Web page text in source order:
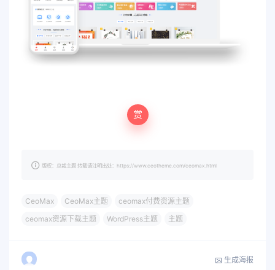
赏
版权：总裁主题 转载请注明出处：https://www.ceotheme.com/ceomax.html
CeoMax CeoMax主题
ceomax付费资源主题
ceomax资源下载主题
WordPress主题 主题
生成海报